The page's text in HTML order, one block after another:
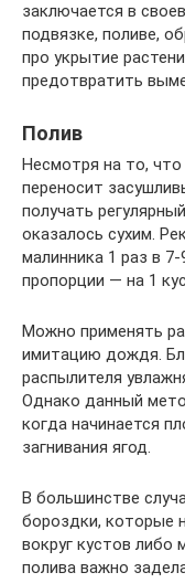
заключается в
подвязке, поливе,
про укрытие
предотвратить
Полив
Несмотря на то,
переносит
получать
оказалось сухим.
малинника 1 раз в
пропорции — на 1
Можно применять
имитацию дождя.
распылителя
Однако данный
когда начинается
загнивания ягод.
В большинстве
бороздки, которые
вокруг кустов либо
полива важно